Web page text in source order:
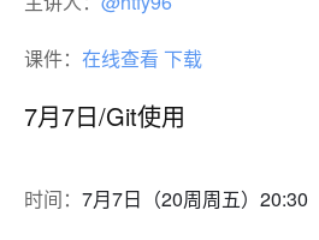
课件： 在线查看 下载
7月7日/Git使用
时间： 7月7日（20周周五）20:30